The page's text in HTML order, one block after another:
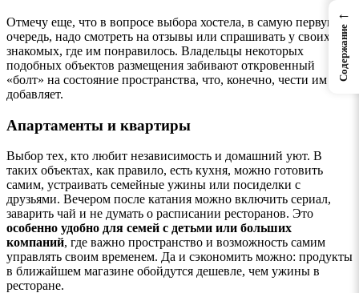
Отмечу еще, что в вопросе выбора хостела, в самую первую
очередь, надо смотреть на отзывы или спрашивать у своих
знакомых, где им понравилось. Владельцы некоторых
подобных объектов размещения забивают откровенный
«болт» на состояние пространства, что, конечно, чести им не
добавляет.
Апартаменты и квартиры
Выбор тех, кто любит независимость и домашний уют. В
таких объектах, как правило, есть кухня, можно готовить
самим, устраивать семейные ужины или посиделки с
друзьями. Вечером после катания можно включить сериал,
заварить чай и не думать о расписании ресторанов. Это
особенно удобно для семей с детьми или больших
компаний, где важно пространство и возможность самим
управлять своим временем. Да и сэкономить можно: продукты
в ближайшем магазине обойдутся дешевле, чем ужины в
ресторане.
←
Содержание